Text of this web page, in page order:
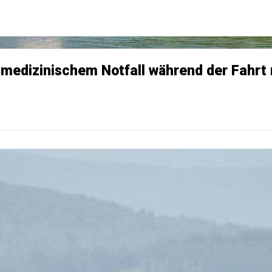
Notfall während der Fahrt